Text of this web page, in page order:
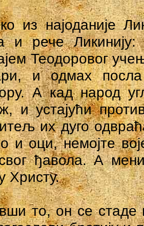
из најоданије
и рече
Теодоровог
и одмах
А кад народ
и устајући
их дуго
и оци, немојте
ђавола. А
Христу.
то, он се стаде